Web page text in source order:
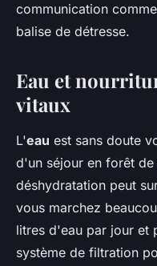
communication
balise de détresse.
Eau et
vitaux
L'eau est sans doute
d'un séjour en forêt de
déshydratation peut
vous marchez
litres d'eau par jour et
système de filtration